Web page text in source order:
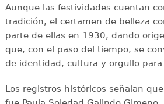
Aunque las festividades cuentan
tradición, el certamen de belleza
parte de ellas en 1930, dando
que, con el paso del tiempo, se
de identidad, cultura y orgullo
Los registros históricos señalan